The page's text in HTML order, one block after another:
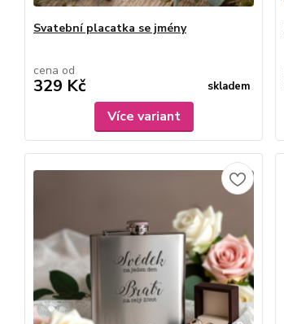
Svatební placatka se jmény
cena od
329 Kč skladem
Více variant